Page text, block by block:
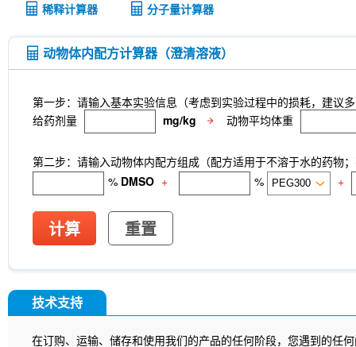
稀释计算器 分子量计算器
动物体内配方计算器（澄清溶液）
第一步：请输入基本实验信息（考虑到实验过程中的损耗，建议
给药剂量
mg/kg 动物平均体重
第二步：请输入动物体内配方组成（配方适用于不溶于水的药物
% DMSO + % +
计算 重置
技术支持
在订购、运输、储存和使用我们的产品的任何阶段，您遇到的任